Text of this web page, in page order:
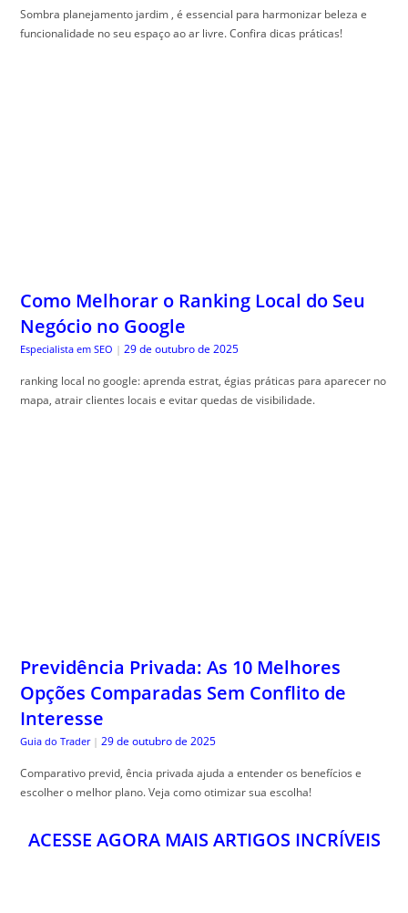
Sombra planejamento jardim , é essencial para harmonizar beleza e
funcionalidade no seu espaço ao ar livre. Confira dicas práticas!
Como Melhorar o Ranking Local do Seu
Negócio no Google
Especialista em SEO | 29 de outubro de 2025
ranking local no google: aprenda estrat, égias práticas para aparecer no
mapa, atrair clientes locais e evitar quedas de visibilidade.
Previdência Privada: As 10 Melhores
Opções Comparadas Sem Conflito de
Interesse
Guia do Trader | 29 de outubro de 2025
Comparativo previd, ência privada ajuda a entender os benefícios e
escolher o melhor plano. Veja como otimizar sua escolha!
ACESSE AGORA MAIS ARTIGOS INCRÍVEIS